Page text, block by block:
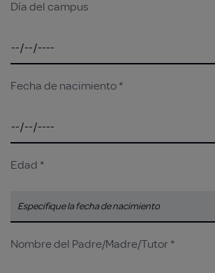
Día del campus
Fecha de nacimiento *
Edad *
Nombre del Padre/Madre/Tutor *